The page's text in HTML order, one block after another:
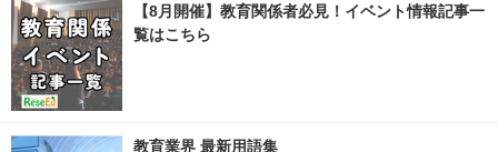
【8月開催】教育関係者必見！イベント情報記事一
覧はこちら
教育業界 最新用語集